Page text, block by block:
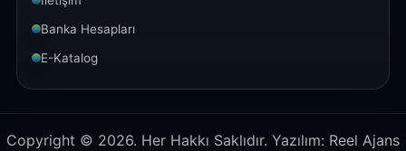
Banka Hesapları
E-Katalog
Copyright © 2026. Her Hakkı Saklıdır. Yazılım: Reel Ajans